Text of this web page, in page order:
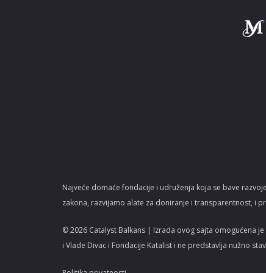
Najveće domaće fondacije i udruženja koja se bave
zakona, razvijamo alate za doniranje i transparentnost, i
© 2026 Catalyst Balkans | Izrada ovog sajta omogućena
i Vlade Divac i Fondacije Katalist i ne predstavlja nužno